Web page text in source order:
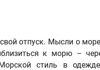
отпуск. Мысли о
к морю –
стиль в